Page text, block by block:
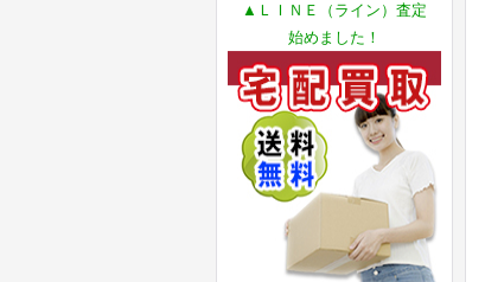
▲ＬＩＮＥ（ライン）査定
始めました！